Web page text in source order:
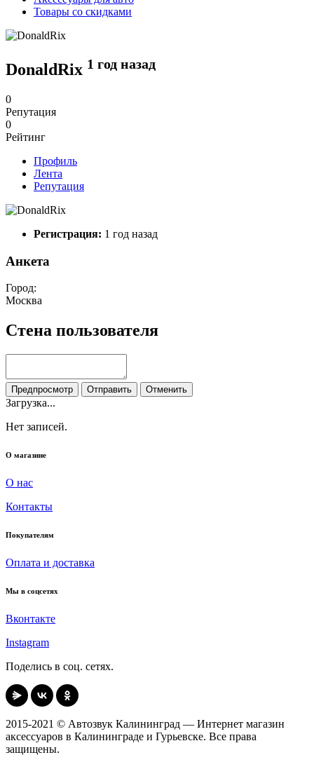
Товары со скидками
DonaldRix 1 год назад
0
Репутация
0
Рейтинг
Профиль
Лента
Репутация
Регистрация: 1 год назад
Анкета
Город:
Москва
Стена пользователя
Предпросмотр Отправить Отменить
Загрузка...
Нет записей.
О магазине
О нас
Контакты
Покупателям
Оплата и доставка
Мы в соцсетях
Вконтакте
Instagram
Поделись в соц. сетях.
2015-2021 © Автозвук Калининград — Интернет магазин
аксессуаров в Калининграде и Гурьевске. Все права
защищены.